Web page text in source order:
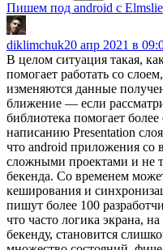
Пишем под android с Elmslie
diklimchuk20 апр 2021 в
В целом ситуация такая,
помогает работать со
изменяются данные
ближение — если
библиотека помогает
написанию Presentation
что android приложения со
сложными проектами и не
бекенда. Со временем
кеширования и
пишут более 100
что часто логика экрана,
бекенду, становится